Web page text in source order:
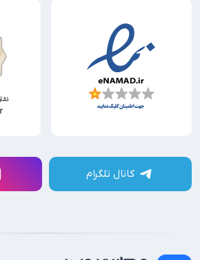
کانال تلگرام